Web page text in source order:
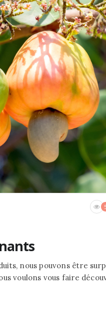
nous pouvons être
voulons vous faire